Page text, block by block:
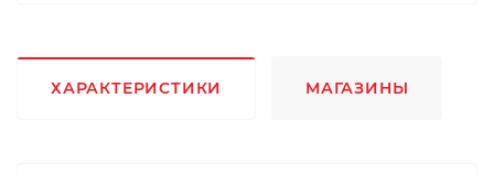
ХАРАКТЕРИСТИКИ МАГАЗИНЫ